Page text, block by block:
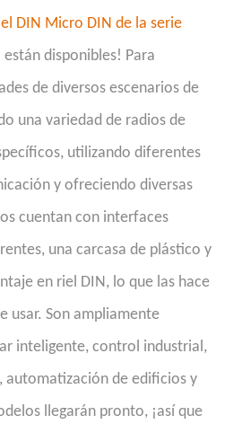
DIN Micro DIN de la serie
están disponibles! Para
de diversos escenarios de
una variedad de radios de
utilizando diferentes
y ofreciendo diversas
cuentan con interfaces
una carcasa de plástico y
en riel DIN, lo que las hace
usar. Son ampliamente
inteligente, control industrial,
de edificios y
llegarán pronto, ¡así que